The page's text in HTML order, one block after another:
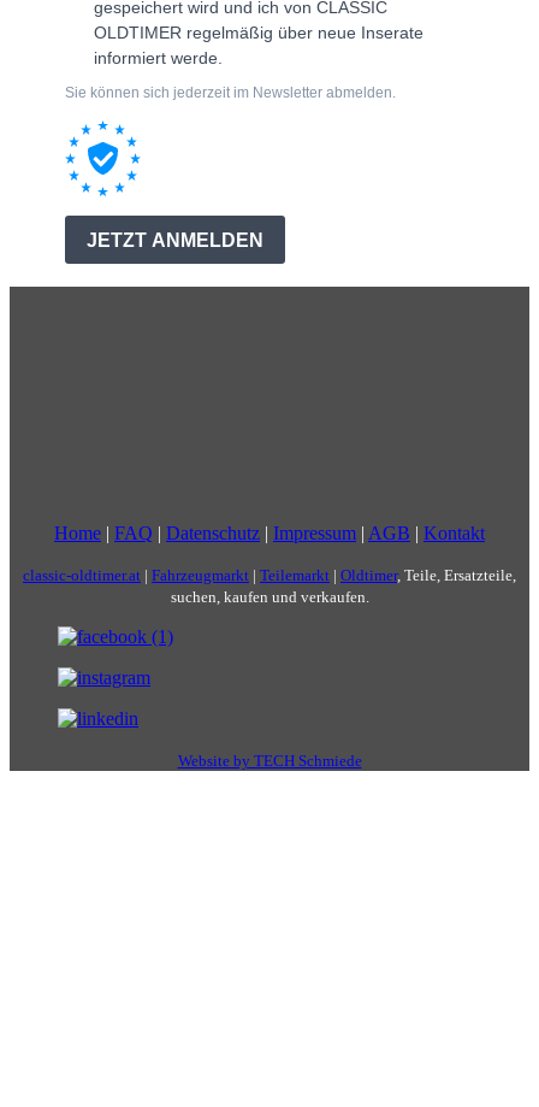
Home | FAQ | Datenschutz | Impressum | AGB | Kontakt
classic-oldtimer.at | Fahrzeugmarkt | Teilemarkt | Oldtimer, Teile, Ersatzteile,
suchen, kaufen und verkaufen.
Website by TECH Schmiede